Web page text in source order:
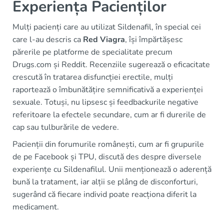
Experiența Pacienților
Mulți pacienți care au utilizat Sildenafil, în special cei
care l-au descris ca Red Viagra, își împărtășesc
părerile pe platforme de specialitate precum
Drugs.com și Reddit. Recenziile sugerează o eficacitate
crescută în tratarea disfuncției erectile, mulți
raportează o îmbunătățire semnificativă a experienței
sexuale. Totuși, nu lipsesc și feedbackurile negative
referitoare la efectele secundare, cum ar fi durerile de
cap sau tulburările de vedere.
Pacienții din forumurile românești, cum ar fi grupurile
de pe Facebook și TPU, discută des despre diversele
experiențe cu Sildenafilul. Unii menționează o aderență
bună la tratament, iar alții se plâng de disconforturi,
sugerând că fiecare individ poate reacționa diferit la
medicament.